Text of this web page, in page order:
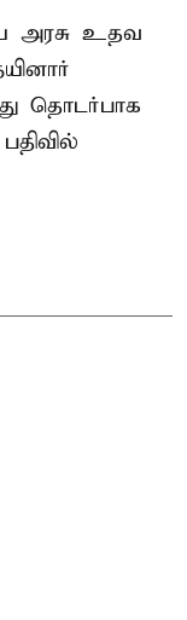
அரசு உதவ
தொடர்பாக